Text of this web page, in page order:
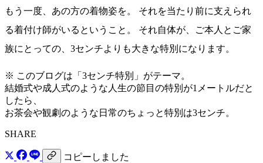
もう一度、あの方の着物姿を。 それを当たり前に支えられ
る着付け師がいるということ。 それ自体が、ご本人とご家
族にとっての、3センチよりも大きな特別になります。
※ このブログは「3センチ特別」がテーマ。
結婚式や成人式のような人生の節目の特別が1メートルだと
したら、
お茶会や観劇のような日常のちょっと特別は3センチ。
SHARE
コピーしました